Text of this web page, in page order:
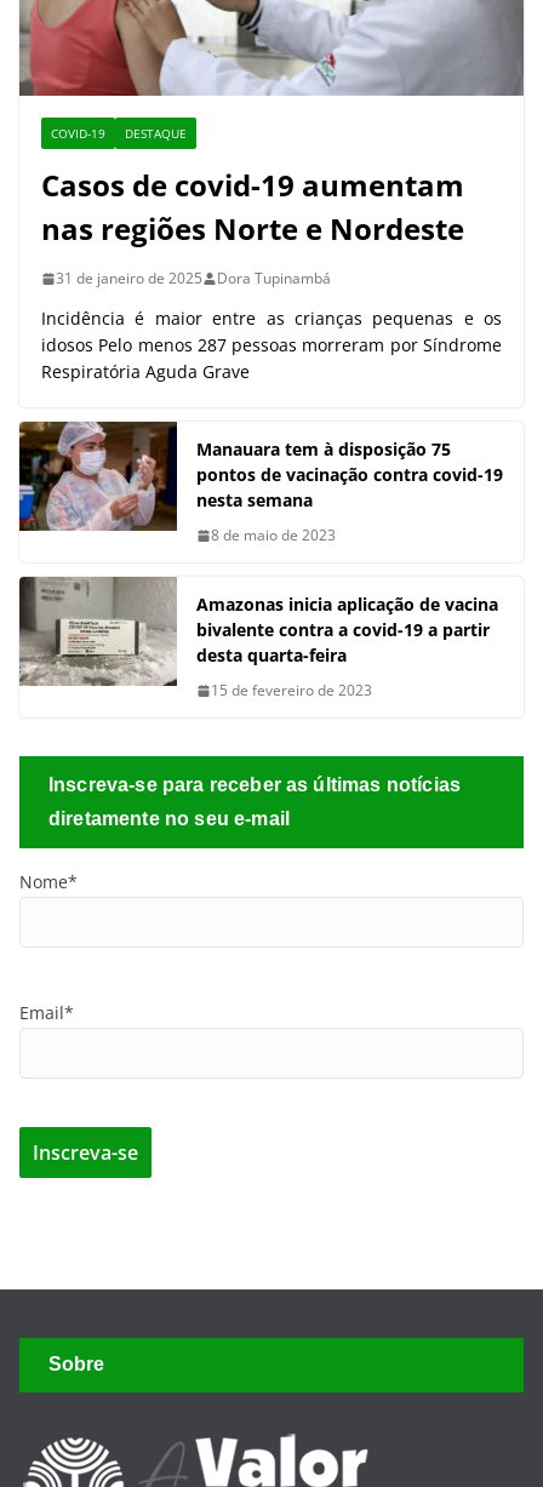
COVID-19 DESTAQUE
Casos de covid-19 aumentam
nas regiões Norte e Nordeste
31 de janeiro de 2025 Dora Tupinambá
Incidência é maior entre as crianças pequenas e os
idosos Pelo menos 287 pessoas morreram por Síndrome
Respiratória Aguda Grave
Manauara tem à disposição 75
pontos de vacinação contra covid-19
nesta semana
8 de maio de 2023
Amazonas inicia aplicação de vacina
bivalente contra a covid-19 a partir
desta quarta-feira
15 de fevereiro de 2023
Inscreva-se para receber as últimas notícias
diretamente no seu e-mail
Nome*
Email*
Sobre